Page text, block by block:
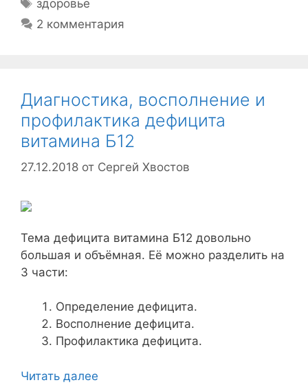
здоровье
2 комментария
Диагностика, восполнение и
профилактика дефицита
витамина Б12
27.12.2018 от Сергей Хвостов
Тема дефицита витамина Б12 довольно
большая и объёмная. Её можно разделить на
3 части:
Определение дефицита.
Восполнение дефицита.
Профилактика дефицита.
Читать далее